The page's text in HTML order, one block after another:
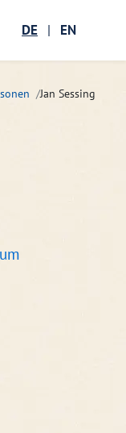
DE | EN
Jan Sessing